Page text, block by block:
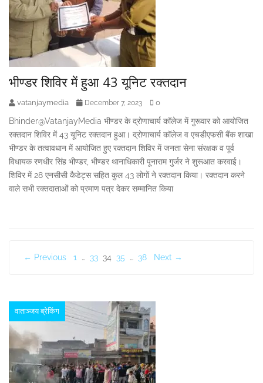
भीण्डर शिविर में हुआ 43 यूनिट रक्तदान
vatanjaymedia December 7, 2023 0
Bhinder@VatanjayMedia भीण्डर के द्रोणाचार्य कॉलेज में गुरूवार को आयोजित
रक्तदान शिविर में 43 यूनिट रक्तदान हुआ। द्रोणाचार्य कॉलेज व एचडीएफसी बैंक शाखा
भीण्डर के तत्वावधान में आयोजित हुए रक्तदान शिविर में जनता सेना संरक्षक व पूर्व
विधायक रणधीर सिंह भीण्डर, भीण्डर थानाधिकारी पूनाराम गुर्जर ने शुरूआत करवाई।
शिविर में 28 एनसीसी कैडेट्स सहित कुल 43 लोगों ने रक्तदान किया। रक्तदान करने
वाले सभी रक्तदाताओं को प्रमाण पत्र देकर सम्मानित किया
Posts
← Previous 1 … 33 34 35 … 38 Next →
वाताञ्जय ब्रेकिंग